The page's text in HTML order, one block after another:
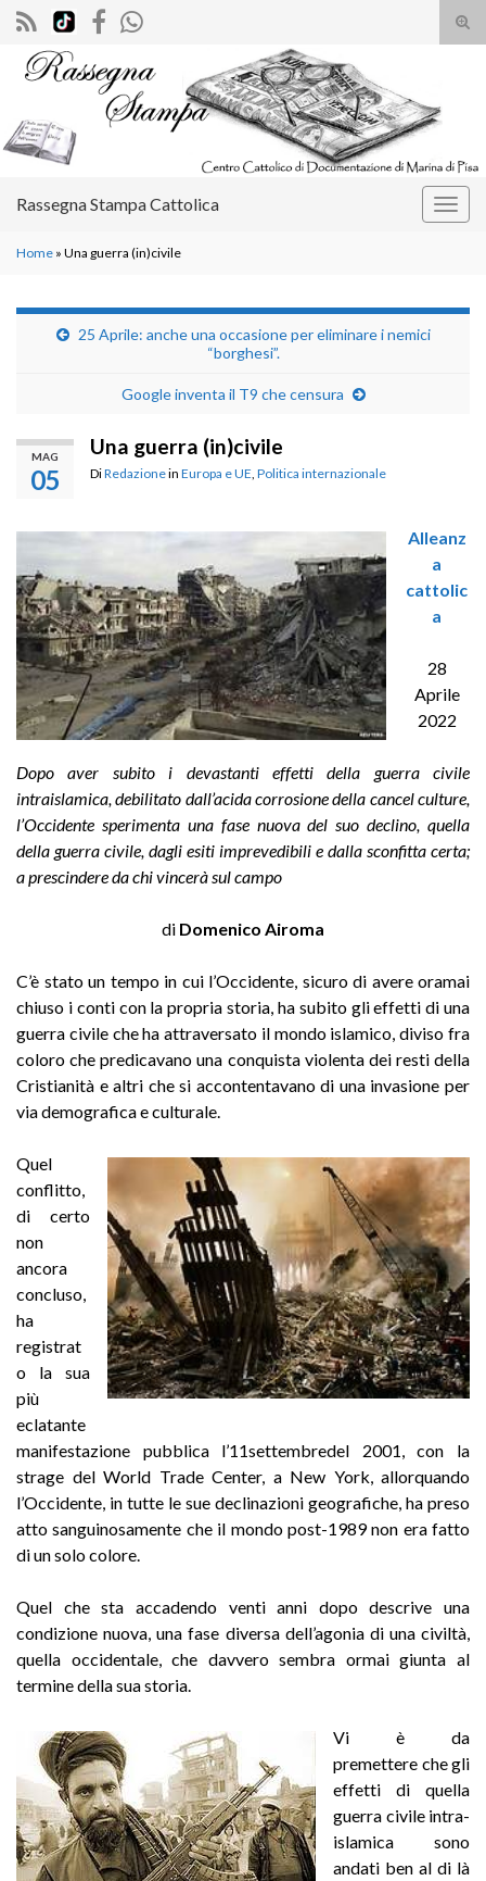
il
Search for:
Rassegna Stampa Cattolica
Home » Una guerra (in)civile
25 Aprile: anche una occasione per eliminare i nemici
“borghesi”.
Google inventa il T9 che censura
MAG
05
Una guerra (in)civile
DiRedazionein Europa e UE Politica internazionale
Alleanz
a
cattolic
a
28
Aprile
2022
Dopo aver subito i devastanti effetti della guerra civile
intraislamica, debilitato dall’acida corrosione della cancel culture,
l’Occidente sperimenta una fase nuova del suo declino, quella
della guerra civile, dagli esiti imprevedibili e dalla sconfitta certa;
a prescindere da chi vincerà sul campo
di Domenico Airoma
C’è stato un tempo in cui l’Occidente, sicuro di avere oramai
chiuso i conti con la propria storia, ha subito gli effetti di una
guerra civile che ha attraversato il mondo islamico, diviso fra
coloro che predicavano una conquista violenta dei resti della
Cristianità e altri che si accontentavano di una invasione per
via demografica e culturale.
Quel
conflitto,
di certo
non
ancora
concluso,
ha
registrat
o la sua
più
eclatante
manifestazione pubblica l’11settembredel 2001, con la
strage del World Trade Center, a New York, allorquando
l’Occidente, in tutte le sue declinazioni geografiche, ha preso
atto sanguinosamente che il mondo post-1989 non era fatto
di un solo colore.
Quel che sta accadendo venti anni dopo descrive una
condizione nuova, una fase diversa dell’agonia di una civiltà,
quella occidentale, che davvero sembra ormai giunta al
termine della sua storia.
Vi è da
premettere che gli
effetti di quella
guerra civile intra-
islamica sono
andati ben al di là